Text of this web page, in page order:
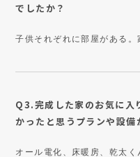
でしたか？
子供それぞれに部屋がある。
Q3.完成した家のお気に入
かったと思うプランや設備
オール電化、床暖房、乾太く